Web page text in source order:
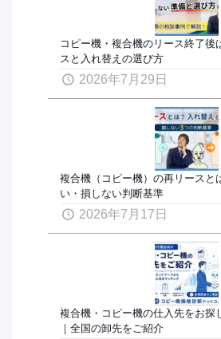
コピー機・複合機のリース終了後
スと入れ替えの選び方
2026年7月29日
複合機（コピー機）の再リースと
い・損しない判断基準
2026年7月17日
複合機・コピー機の仕入先をお探
｜全国の卸先をご紹介